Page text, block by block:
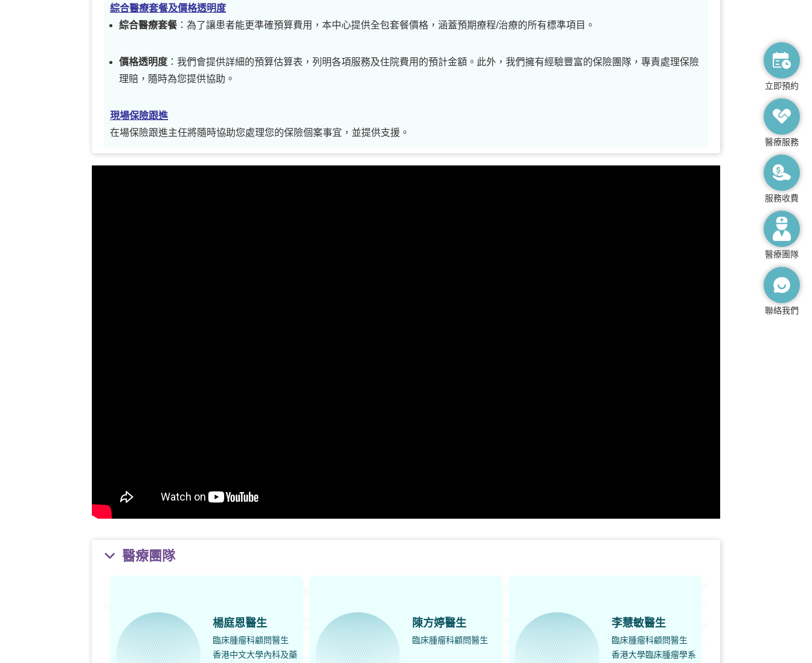
綜合醫療套餐及價格透明度
綜合醫療套餐：為了讓患者能更準確預算費用，本中心提供全包套餐價格，涵蓋預期療程/治療的所有標準項目。
價格透明度 ：我們會提供詳細的預算估算表，列明各項服務及住院費用的預計金額。此外，我們擁有經驗豐富的保險團隊，專責處理保險
理賠，隨時為您提供協助。
現場保險跟進
在場保險跟進主任將隨時協助您處理您的保險個案事宜，並提供支援。
醫療團隊
陳方婷醫生
臨床腫瘤科顧問醫生
李慧敏醫生
臨床腫瘤科顧問醫生
香港大學臨床腫瘤學系
楊庭恩醫生
臨床腫瘤科顧問醫生
香港中文大學內科及藥
立即預約
醫療服務
服務收費
醫療團隊
聯絡我們